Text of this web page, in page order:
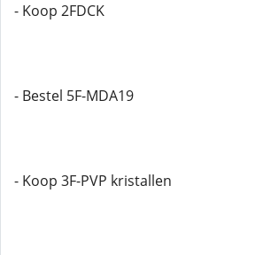
- Koop 2FDCK
- Bestel 5F-MDA19
- Koop 3F-PVP kristallen